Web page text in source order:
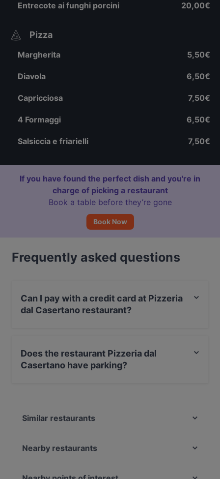
Entrecote ai funghi porcini 20,00€
Pizza
Margherita 5,50€
Diavola 6,50€
Capricciosa 7,50€
4 Formaggi 6,50€
Salsiccia e friarielli 7,50€
If you have found the perfect dish and you're in
charge of picking a restaurant
Book a table before they’re gone
Book Now
Frequently asked questions
Can I pay with a credit card at Pizzeria
dal Casertano restaurant?
Does the restaurant Pizzeria dal
Casertano have parking?
Similar restaurants
The Soul - Democratical Food
Nearby restaurants
Il Solito Posto | Passione da gustare